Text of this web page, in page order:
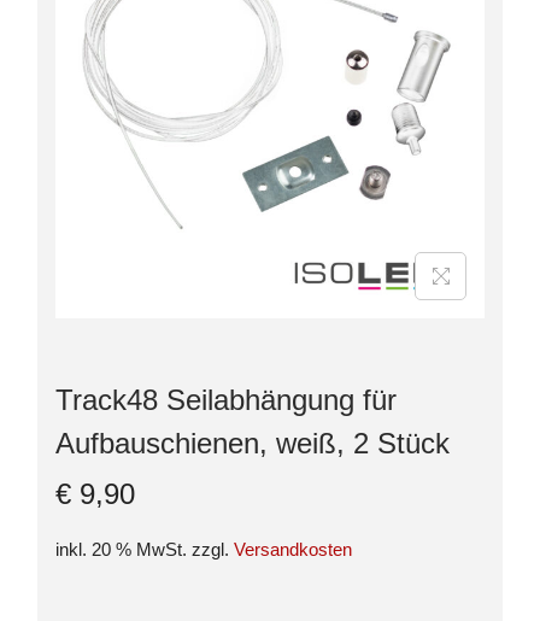
Track48 Seilabhängung für
Aufbauschienen, weiß, 2 Stück
€ 9,90
inkl. 20 % MwSt. zzgl. Versandkosten